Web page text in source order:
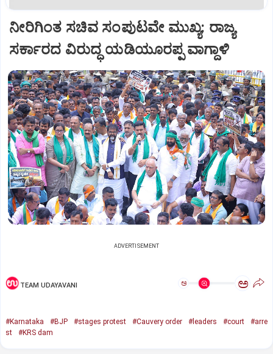
ನೀರಿಗಿಂತ ಸಚಿವ ಸಂಪುಟವೇ ಮುಖ್ಯ: ರಾಜ್ಯ
ಸರ್ಕಾರದ ವಿರುದ್ಧ ಯಡಿಯೂರಪ್ಪ ವಾಗ್ದಾಳಿ
ADVERTISEMENT
TEAM UDAYAVANI ಅ ಅ
#Karnataka #BJP #stages protest #Cauvery order #leaders #court
#arre
st
#KRS dam